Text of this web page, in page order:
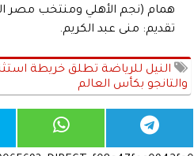
همام (نجم الأهلي ومنتخب مصر
تقديم: منى عبد الكريم.
النيل للرياضة تطلق خريطة
والتانجو بكأس العالم